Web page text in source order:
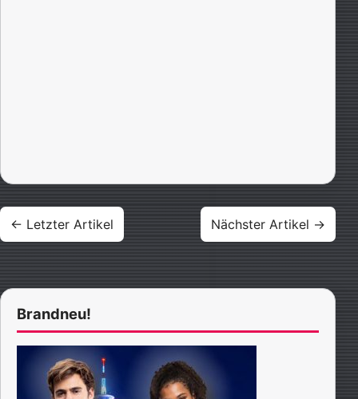
Beitragsnavigation
← Letzter Artikel Nächster Artikel →
Brandneu!